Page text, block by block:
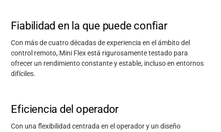
Fiabilidad en la que puede confiar
Con más de cuatro décadas deexperiencia en el ámbito del
control remoto, Mini Flex está rigurosamente testado para
ofrecer un rendimiento constante y estable, incluso en entornos
difíciles.
Eficiencia del operador
Con una flexibilidad centrada en el operador y un diseño